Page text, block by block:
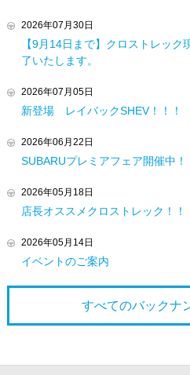
2026年07月30日
【9月14日まで】クロストレッ
了いたします。
2026年07月05日
新登場 レイバックSHEV！！！
2026年06月22日
SUBARUプレミアフェア開催中！
2026年05月18日
店長オススメクロストレック！！
2026年05月14日
イベントのご案内
すべてのバックナ